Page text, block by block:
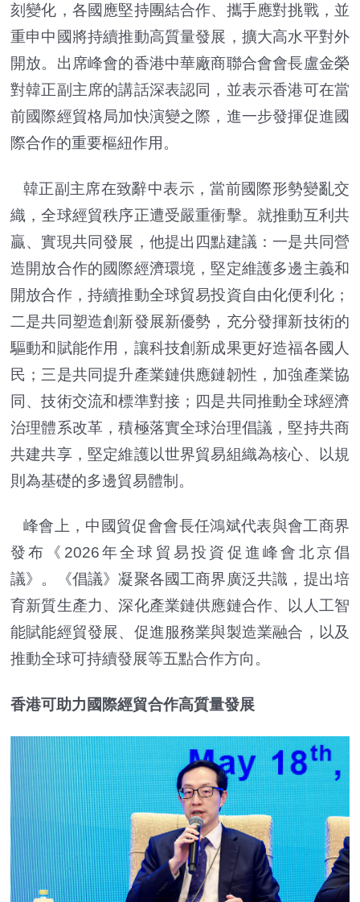
刻變化，各國應堅持團結合作、攜手應對挑戰，並
重申中國將持續推動高質量發展，擴大高水平對外
開放。出席峰會的香港中華廠商聯合會會長盧金榮
對韓正副主席的講話深表認同，並表示香港可在當
前國際經貿格局加快演變之際，進一步發揮促進國
際合作的重要樞紐作用。
韓正副主席在致辭中表示，當前國際形勢變亂交
織，全球經貿秩序正遭受嚴重衝擊。就推動互利共
贏、實現共同發展，他提出四點建議：一是共同營
造開放合作的國際經濟環境，堅定維護多邊主義和
開放合作，持續推動全球貿易投資自由化便利化；
二是共同塑造創新發展新優勢，充分發揮新技術的
驅動和賦能作用，讓科技創新成果更好造福各國人
民；三是共同提升產業鏈供應鏈韌性，加強產業協
同、技術交流和標準對接；四是共同推動全球經濟
治理體系改革，積極落實全球治理倡議，堅持共商
共建共享，堅定維護以世界貿易組織為核心、以規
則為基礎的多邊貿易體制。
峰會上，中國貿促會會長任鴻斌代表與會工商界
發布《2026年全球貿易投資促進峰會北京倡
議》。《倡議》凝聚各國工商界廣泛共識，提出培
育新質生產力、深化產業鏈供應鏈合作、以人工智
能賦能經貿發展、促進服務業與製造業融合，以及
推動全球可持續發展等五點合作方向。
香港可助力國際經貿合作高質量發展